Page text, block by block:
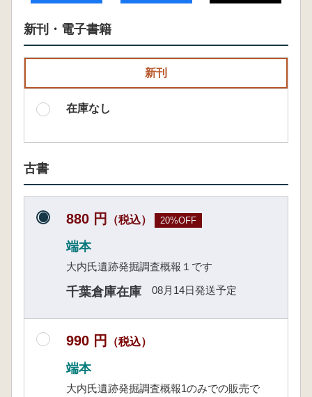
新刊・電子書籍
新刊
在庫なし
古書
880 円 （税込） 20%OFF
端本
大内氏遺跡発掘調査概報１です
千葉倉庫在庫 08月14日発送予定
990 円 （税込）
端本
大内氏遺跡発掘調査概報1のみでの販売で